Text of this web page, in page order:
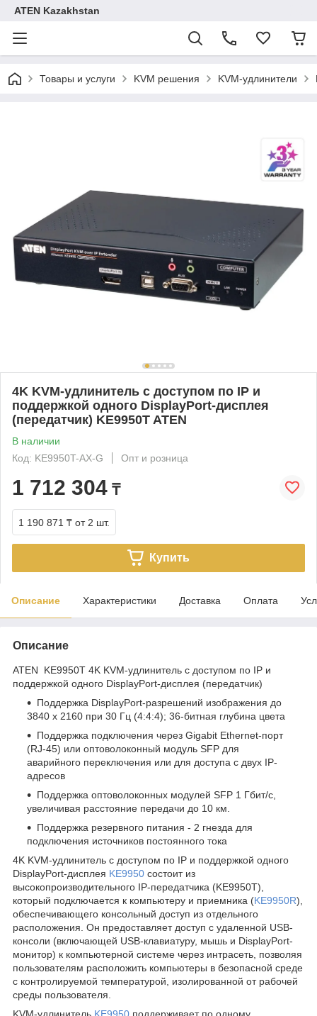
ATEN Kazakhstan
Товары и услуги KVM решения KVM-удлинители
4K KVM-удлинитель с доступом по IP и
поддержкой одного DisplayPort-дисплея
(передатчик) KE9950T ATEN
В наличии
Код: KE9950T-AX-G
Опт и розница
1 712 304 ₸
1 190 871 ₸ от 2 шт.
Купить
Описание Характеристики Доставка Оплата
Описание
ATEN KE9950T 4K KVM-удлинитель с доступом по IP и
поддержкой одного DisplayPort-дисплея (передатчик)
Поддержка DisplayPort-разрешений изображения до
3840 x 2160 при 30 Гц (4:4:4); 36-битная глубина цвета
Поддержка подключения через Gigabit Ethernet-порт
(RJ-45) или оптоволоконный модуль SFP для
аварийного переключения или для доступа с двух IP-
адресов
Поддержка оптоволоконных модулей SFP 1 Гбит/с,
увеличивая расстояние передачи до 10 км.
Поддержка резервного питания - 2 гнезда для
подключения источников постоянного тока
4K KVM-удлинитель с доступом по IP и поддержкой одного
DisplayPort-дисплея KE9950 состоит из
высокопроизводительного IP-передатчика (KE9950T),
который подключается к компьютеру и приемника (KE9950R),
обеспечивающего консольный доступ из отдельного
расположения. Он предоставляет доступ с удаленной USB-
консоли (включающей USB-клавиатуру, мышь и DisplayPort-
монитор) к компьютерной системе через интрасеть, позволяя
пользователям расположить компьютеры в безопасной среде
с контролируемой температурой, изолированной от рабочей
среды пользователя.
KVM-удлинитель KE9950 поддерживает по одному